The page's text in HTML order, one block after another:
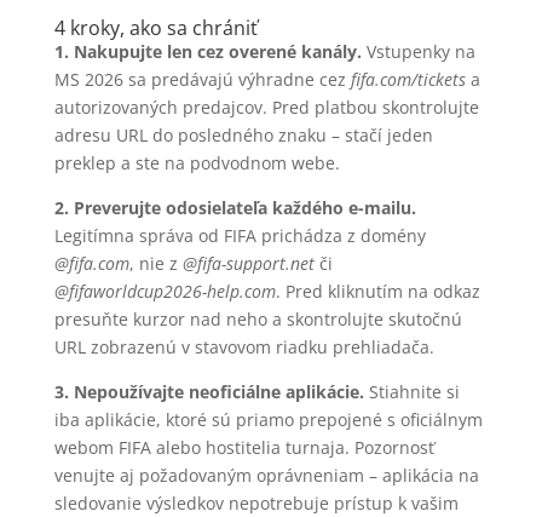
4 kroky, ako sa chrániť
1. Nakupujte len cez overené kanály. Vstupenky na
MS 2026 sa predávajú výhradne cez fifa.com/ticketsa
autorizovaných predajcov. Pred platbou skontrolujte
adresu URL do posledného znaku – stačí jeden
preklep a ste na podvodnom webe.
2. Preverujte odosielateľa každého e-mailu.
Legitímna správa od FIFA prichádza z domény
@fifa.com, nie z @fifa-support.netči
@fifaworldcup2026-help.com. Pred kliknutím na odkaz
presuňte kurzor nad neho a skontrolujte skutočnú
URL zobrazenú v stavovom riadku prehliadača.
3. Nepoužívajte neoficiálne aplikácie. Stiahnite si
iba aplikácie, ktoré sú priamo prepojené s oficiálnym
webom FIFA alebo hostitelia turnaja. Pozornosť
venujte aj požadovaným oprávneniam – aplikácia na
sledovanie výsledkov nepotrebuje prístup k vašim